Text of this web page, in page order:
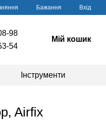
Бажання Вхід
98
54
Мій кошик
Інструменти
Airfix